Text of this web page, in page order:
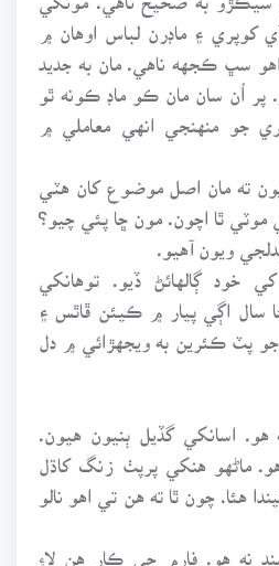
کوپري ۽ ماڊرن لباس اوهان ۾
سڀ ڪجهه ناهي. مان به جديد
پر اُن سان مان ڪو ماڊ ڪونه ٿو
جو منهنجي انهي معاملي ۾
ته مان اصل موضوع کان هٽي
موٽي ٿا اچون. مون ڇا پئي چيو؟
ويون آهيو.
خود ڳالهائڻ ڏيو. توهانکي
سال اڳي پيار ۾ ڪيئن ڦاٿس ۽
پٽ ڪئرين به ويجهڙائي ۾ دل
هو. اسانکي گڏيل ٻنيون هيون.
ماڻهو هنکي پرپٺ زنگ کاڌل
هئا. چون ٿا ته هن تي اهو نالو
نه هو. فارم جي ڪار هن لاءِ